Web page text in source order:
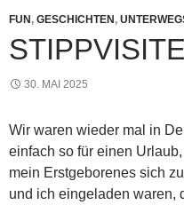
FUN , GESCHICHTEN ,
STIPPVISITE
30. MAI 2025
Wir waren wieder mal in
einfach so für einen
mein Erstgeborenes sich
und ich eingeladen waren,